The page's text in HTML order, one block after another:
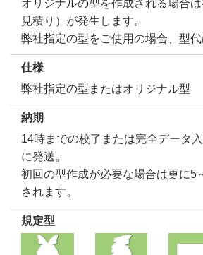
オリジナルの型を作成される場合
見積り）が発生します。
弊社指定の型をご使用の場合、型代
仕様
弊社指定の型またはオリジナル型
納期
14時までの校了または完全データ
に発送。
初回の型作成が必要な場合は更に5
されます。
規定型